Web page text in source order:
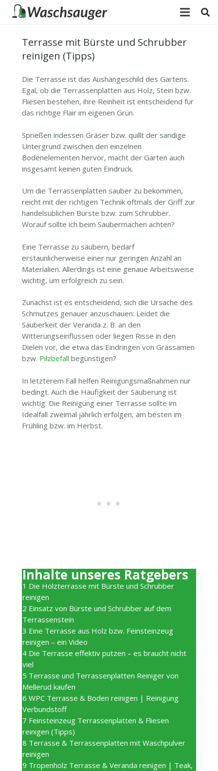
Terrasse mit Bürste und Schrubber
reinigen (Tipps)
Die Terrasse ist das Aushängeschild des Gartens.
Egal, ob die Terrassenplatten aus Holz, Stein bzw.
Fliesen bestehen, ihre Reinheit ist entscheidend für
das richtige Flair im eigenen Grün.
Sprießen indessen Gräser bzw. quillt der sandige
Untergrund zwischen den einzelnen
Bodenelementen hervor, macht der Garten auch
insgesamt keinen guten Eindruck.
Um die Terrassenplatten sauber zu bekommen,
reicht mit der richtigen Technik oftmals der Griff zur
handelsüblichen Bürste bzw. zum Schrubber.
Worauf sollte ich beim Saubermachen achten?
Eine Terrasse zu säubern, bedarf
erstaunlicherweise einer nur geringen Anzahl an
Materialien. Allerdings ist eine genaue Arbeitsweise
wichtig, um erfolgreich zu sein.
Zunächst ist es entscheidend, sich die Ursache des
Schmutzes genauer anzuschauen: Leidet die
Sauberkeit der Veranda z. B. an den
Witterungseinflüssen oder liegen Risse in den
Dielen vor, die etwa das Eindringen von Grassamen
bzw. Pilzbefall begünstigen?
In letzterem Fall helfen Reinigungsmaßnahmen nur
bedingt. Auch die Häufigkeit der Säuberung ist
wichtig. Die Reinigung einer Terrasse sollte im
Idealfall zweimal jährlich erfolgen, am besten im
Frühling bzw. im Herbst.
Inhalte unseres Ratgebers
1 Die Holzterrasse mit Bürste und Schrubber
reinigen
2 Einsatz von Bürste und Schrubber auf dem
Terrassenstein
3 Eine Terrasse aus Holz bzw. Feinsteinzeug
reinigen – ein Video
4 Die Terrasse effektiv putzen – es braucht nicht
viel
5 Terrasse und Terrassenplatten Reiniger von
Mellerud kaufen
6 WPC Terrasse & Boden reinigen | Reinigung
Verbundstoff
7 Feinsteinzeug Terrassenplatten & Fliesen
reinigen (Tipps)
8 Terrasse & Terrassenplatten mit Waschpulver
reinigen
9 Tropenholz Terrasse & Veranda reinigen | Teak,